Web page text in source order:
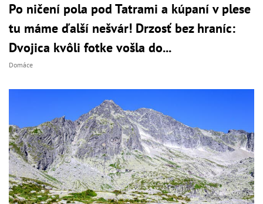
Po ničení pola pod Tatrami a kúpaní v plese
tu máme ďalší nešvár! Drzosť bez hraníc:
Dvojica kvôli fotke vošla do...
Domáce